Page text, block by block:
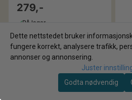
279,-
På lager
Kjøp
Dette nettstedet bruker
fungere korrekt, analysere trafikk,
annonser og annonsering.
Juster
Godta nødvendig